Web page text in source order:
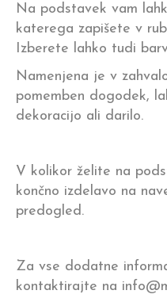
Na podstavek vam
katerega zapišete v
Izberete lahko tudi
Namenjena je v
pomemben dogodek,
dekoracijo ali darilo.
V kolikor želite na
končno izdelavo na
predogled.
Za vse dodatne
kontaktirajte na